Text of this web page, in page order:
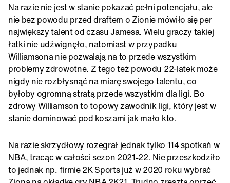
Na razie nie jest w stanie pokazać pełni potencjału, ale
nie bez powodu przed draftem o Zionie mówiło się per
największy talent od czasu Jamesa. Wielu graczy takiej
łatki nie udźwignęło, natomiast w przypadku
Williamsona nie pozwalają na to przede wszystkim
problemy zdrowotne. Z tego też powodu 22-latek może
nigdy nie rozbłysnąć na miarę swojego talentu, co
byłoby ogromną stratą przede wszystkim dla ligi. Bo
zdrowy Williamson to topowy zawodnik ligi, który jest w
stanie dominować pod koszami jak mało kto.
Na razie skrzydłowy rozegrał jednak tylko 114 spotkań w
NBA, tracąc w całości sezon 2021-22. Nie przeszkodziło
to jednak np. firmie 2K Sports już w 2020 roku wybrać